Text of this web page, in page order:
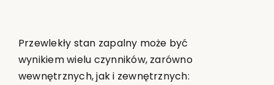
Przewlekły stan zapalny może być
wynikiem wielu czynników, zarówno
wewnętrznych, jak i zewnętrznych: